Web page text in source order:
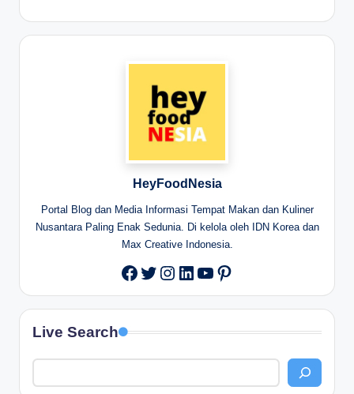
HeyFoodNesia
Portal Blog dan Media Informasi Tempat Makan dan Kuliner
Nusantara Paling Enak Sedunia. Di kelola oleh IDN Korea dan
Max Creative Indonesia.
Facebook
Twitter
Instagram
LinkedIn
YouTube
Pinterest
Live Search